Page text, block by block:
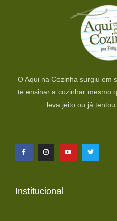
O Aqui na Cozinha surgiu em
te ensinar a cozinhar mesmo
leva jeito ou já
Institucional